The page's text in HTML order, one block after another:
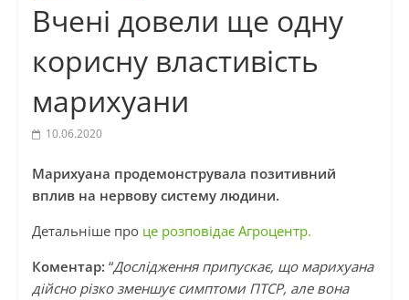
Вчені довели ще одну
корисну властивість
марихуани
10.06.2020
Марихуана продемонструвала позитивний
вплив на нервову систему людини.
Детальніше про це розповідає Агроцентр.
Коментар: “Дослідження припускає, що марихуана
дійсно різко зменшує симптоми ПТСР, але вона